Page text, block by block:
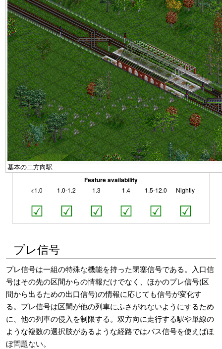
基本の二方向駅
Feature availability
<1.0
☑
1.0-1.2
☑
1.3
☑
1.4
☑
1.5-12.0
☑
Nightly
☑
プレ信号
プレ信号は一組の特殊な機能を持った閉塞信号である。入口信
号はその先の区間からの情報だけでなく、ほかのプレ信号(区
間から出るための出口信号)の情報に応じても信号が変化す
る。プレ信号は区間が他の列車にふさがれないようにするため
に、他の列車の侵入を制限する。双方向に走行する駅や単線の
ような複数の選択肢があるような経路ではパス信号を使えばほ
ぼ問題ない。